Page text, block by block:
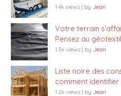
1.4k views | by Jean
Votre terrain
Pensez au
1.3k views | by Jean
Liste noire des
comment
1.2k views | by Jean